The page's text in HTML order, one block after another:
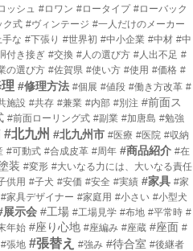
ッシュ #ロワン #ロータイプ #ローバック
ク式 #ヴィンテージ #一人だけのメーカー
手な #下張り #世界初 #中小企業 #中材 #中
付き接ぎ #交換 #人の選び方 #人出不足 #
の選び方 #佐賀県 #使い方 #使用 #価格 #
#修理方法 #個展 #値段 #働き方改革 #
施設 #共存 #兼業 #内部 #別注 #前面ス
#前面ローリング式 #副業 #加唐島 #勉強
#北九州 #北九州市 #医療 #医院 #収納
#可動式 #合成皮革 #周年 #商品紹介 #在
装 #変形 #大いなる力には、大いなる責任
供用 #子犬 #安価 #安全 #実績 #家具 #家
#家具デザイナー #家庭用 #小さい #小型犬
展示会 #工場 #工場見学 #布地 #平常時 #
年始 #座り心地 #座編み #座蔵 #座面 #
#張地 #張替え #強み #待合室 #後継者